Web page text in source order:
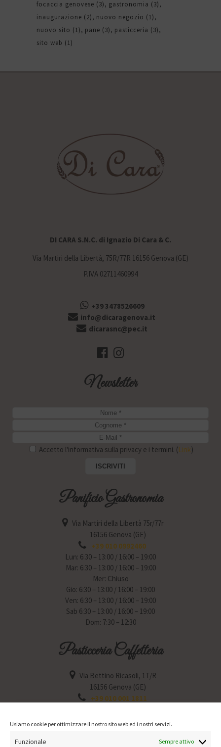
Usiamo cookie per ottimizzare il nostro sito web ed i nostri servizi.
Funzionale Sempre attivo
focaccia genovese (3) gastronomia (3)
inaugurazione (2) nuovo negozio (1)
nuovo sito (1) pane (3) pasticceria (3)
sito web (1)
DI CARA S.N.C. di Ignazio Di Cara & C.
Via Martiri della Libertà, 75R/77R 16156 Genova (GE)
P.IVA 02711460994
+39 3478526609
info@dicaragenova.it
dicarasnc@pec.it
Newsletter
Accetto l'informativa sulla privacy e i termini. (Link)
Panificio Gastronomia
Via Martiri della Libertà 75r/77r
16156 Genova (GE)
+39 010 0992460
Lun: 6:30 – 13:00 / 16:00 – 19:00
Mar: 6:30 – 13:00 / 16:00 – 19:00
Mer: Chiuso
Gio: 6:30 – 13:00 / 16:00 – 19:00
Ven: 6:30 – 13:00 / 16:00 – 19:00
Sab 6:30 – 13:00 / 16:00 – 19:00
Dom: 7:30 – 12:30
Pasticceria Caffetteria
Via Bettino Ricasoli, 1T/R
16156 Genova (GE)
+39 010 001 1811
Mar: 6:30 – 12:30 / 15:30 – 19:30